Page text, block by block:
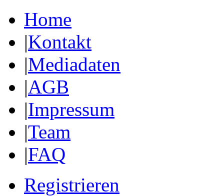
Home
|Kontakt
|Mediadaten
|AGB
|Impressum
|Team
|FAQ
Registrieren